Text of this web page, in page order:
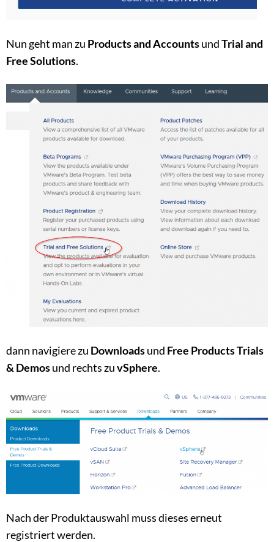
Nun geht man zu Products and AccountsundTrial and
Free Solutions.
dann navigiere zu Downloadsund Free Products Trials
& Demosund rechts zuvSphere.
Nach der Produktauswahl muss dieses erneut
registriert werden.